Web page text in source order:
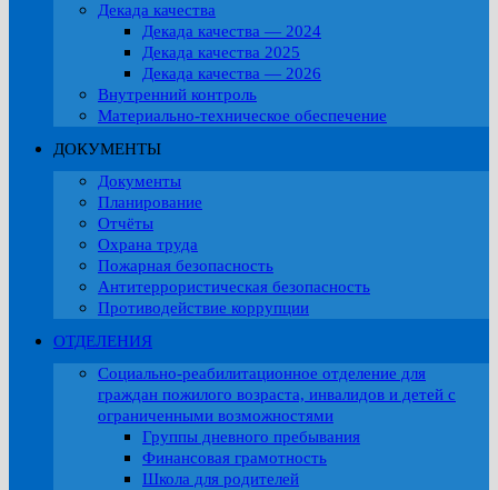
Декада качества
Декада качества — 2024
Декада качества 2025
Декада качества — 2026
Внутренний контроль
Материально-техническое обеспечение
ДОКУМЕНТЫ
Документы
Планирование
Отчёты
Охрана труда
Пожарная безопасность
Антитеррористическая безопасность
Противодействие коррупции
ОТДЕЛЕНИЯ
Социально-реабилитационное отделение для
граждан пожилого возраста, инвалидов и детей с
ограниченными возможностями
Группы дневного пребывания
Финансовая грамотность
Школа для родителей